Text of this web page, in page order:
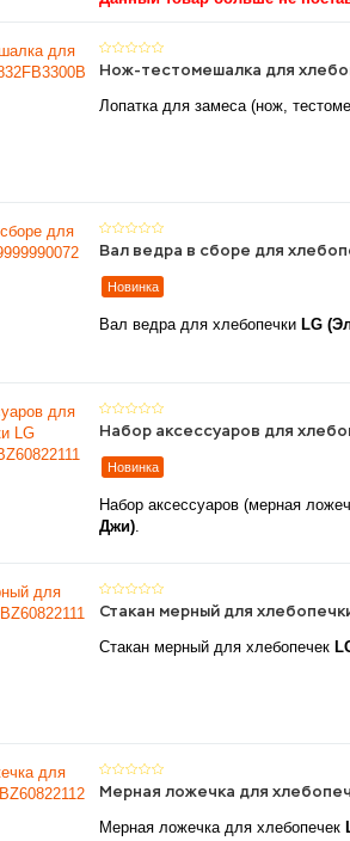
Нож-тестомешалка для
Лопатка для замеса (нож,
Вал ведра в сборе для
Новинка
Вал ведра для хлебопечки LG
Набор аксессуаров для
Новинка
Набор аксессуаров (мерная
Джи).
Стакан мерный для
Стакан мерный для хлебопечек
Мерная ложечка для
Мерная ложечка для хлебопечек